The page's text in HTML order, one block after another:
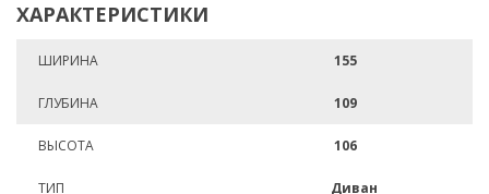
ХАРАКТЕРИСТИКИ
ШИРИНА 155
ГЛУБИНА 109
ВЫСОТА 106
ТИП Диван